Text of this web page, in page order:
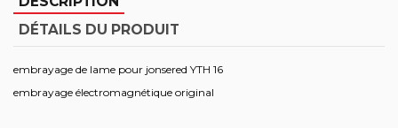
DÉTAILS DU PRODUIT
embrayage de lame pour jonsered YTH 16
embrayage électromagnétique original